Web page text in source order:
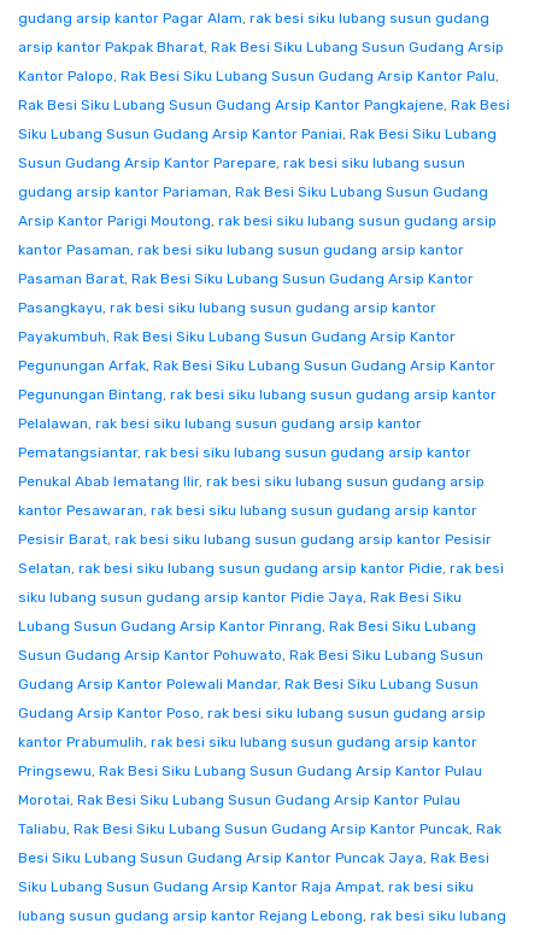
gudang arsip kantor Pagar Alam, rak besi siku lubang susun gudang
arsip kantor Pakpak Bharat, Rak Besi Siku Lubang Susun Gudang Arsip
Kantor Palopo, Rak Besi Siku Lubang Susun Gudang Arsip Kantor Palu,
Rak Besi Siku Lubang Susun Gudang Arsip Kantor Pangkajene, Rak Besi
Siku Lubang Susun Gudang Arsip Kantor Paniai, Rak Besi Siku Lubang
Susun Gudang Arsip Kantor Parepare, rak besi siku lubang susun
gudang arsip kantor Pariaman, Rak Besi Siku Lubang Susun Gudang
Arsip Kantor Parigi Moutong, rak besi siku lubang susun gudang arsip
kantor Pasaman, rak besi siku lubang susun gudang arsip kantor
Pasaman Barat, Rak Besi Siku Lubang Susun Gudang Arsip Kantor
Pasangkayu, rak besi siku lubang susun gudang arsip kantor
Payakumbuh, Rak Besi Siku Lubang Susun Gudang Arsip Kantor
Pegunungan Arfak, Rak Besi Siku Lubang Susun Gudang Arsip Kantor
Pegunungan Bintang, rak besi siku lubang susun gudang arsip kantor
Pelalawan, rak besi siku lubang susun gudang arsip kantor
Pematangsiantar, rak besi siku lubang susun gudang arsip kantor
Penukal Abab lematang Ilir, rak besi siku lubang susun gudang arsip
kantor Pesawaran, rak besi siku lubang susun gudang arsip kantor
Pesisir Barat, rak besi siku lubang susun gudang arsip kantor Pesisir
Selatan, rak besi siku lubang susun gudang arsip kantor Pidie, rak besi
siku lubang susun gudang arsip kantor Pidie Jaya, Rak Besi Siku
Lubang Susun Gudang Arsip Kantor Pinrang, Rak Besi Siku Lubang
Susun Gudang Arsip Kantor Pohuwato, Rak Besi Siku Lubang Susun
Gudang Arsip Kantor Polewali Mandar, Rak Besi Siku Lubang Susun
Gudang Arsip Kantor Poso, rak besi siku lubang susun gudang arsip
kantor Prabumulih, rak besi siku lubang susun gudang arsip kantor
Pringsewu, Rak Besi Siku Lubang Susun Gudang Arsip Kantor Pulau
Morotai, Rak Besi Siku Lubang Susun Gudang Arsip Kantor Pulau
Taliabu, Rak Besi Siku Lubang Susun Gudang Arsip Kantor Puncak, Rak
Besi Siku Lubang Susun Gudang Arsip Kantor Puncak Jaya, Rak Besi
Siku Lubang Susun Gudang Arsip Kantor Raja Ampat, rak besi siku
lubang susun gudang arsip kantor Rejang Lebong, rak besi siku lubang